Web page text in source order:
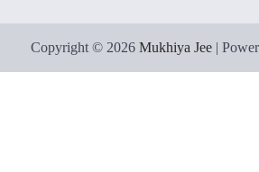
Copyright © 2026 Mukhiya Jee |